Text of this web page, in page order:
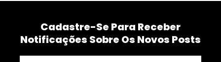
Cadastre-Se Para Receber
Notificações Sobre Os Novos Posts